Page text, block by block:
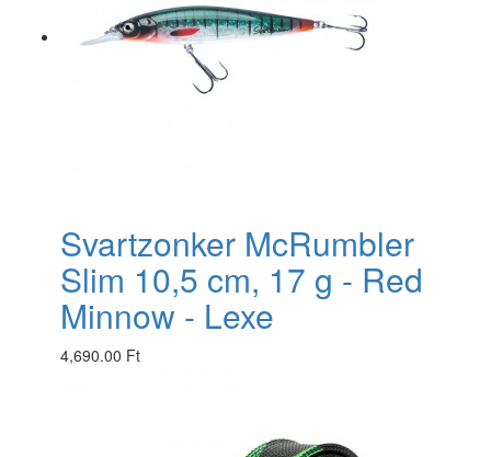
Svartzonker McRumbler
Slim 10,5 cm, 17 g - Red
Minnow - Lexe
4,690.00 Ft